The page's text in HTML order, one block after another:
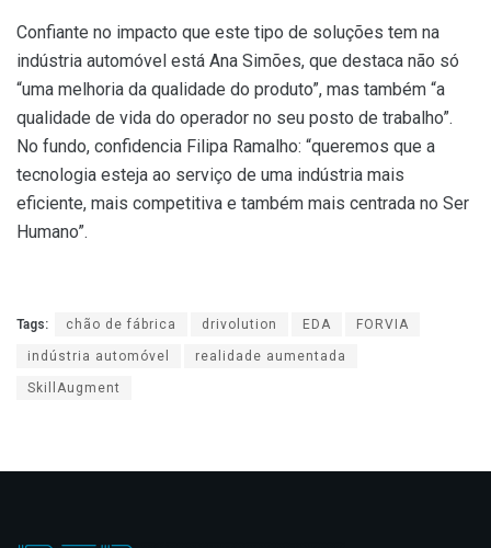
Confiante no impacto que este tipo de soluções tem na
indústria automóvel está Ana Simões, que destaca não só
“uma melhoria da qualidade do produto”, mas também “a
qualidade de vida do operador no seu posto de trabalho”.
No fundo, confidencia Filipa Ramalho: “queremos que a
tecnologia esteja ao serviço de uma indústria mais
eficiente, mais competitiva e também mais centrada no Ser
Humano”.
Tags: chão de fábrica drivolution EDA FORVIA
indústria automóvel realidade aumentada
SkillAugment